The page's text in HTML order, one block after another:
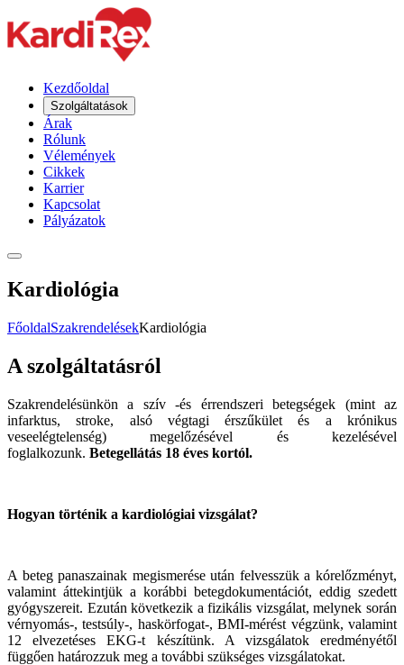
Kezdőoldal
Szolgáltatások
Árak
Rólunk
Vélemények
Cikkek
Karrier
Kapcsolat
Pályázatok
Kardiológia
FőoldalSzakrendelésekKardiológia
A szolgáltatásról
Szakrendelésünkön a szív -és érrendszeri betegségek (mint az
infarktus, stroke, alsó végtagi érszűkület és a krónikus
veseelégtelenség) megelőzésével és kezelésével
foglalkozunk. Betegellátás 18 éves kortól.
Hogyan történik a kardiológiai vizsgálat?
A beteg panaszainak megismerése után felvesszük a kórelőzményt,
valamint áttekintjük a korábbi betegdokumentációt, eddig szedett
gyógyszereit. Ezután következik a fizikális vizsgálat, melynek során
vérnyomás-, testsúly-, haskörfogat-, BMI-mérést végzünk, valamint
12 elvezetéses EKG-t készítünk. A vizsgálatok eredményétől
függően határozzuk meg a további szükséges vizsgálatokat.